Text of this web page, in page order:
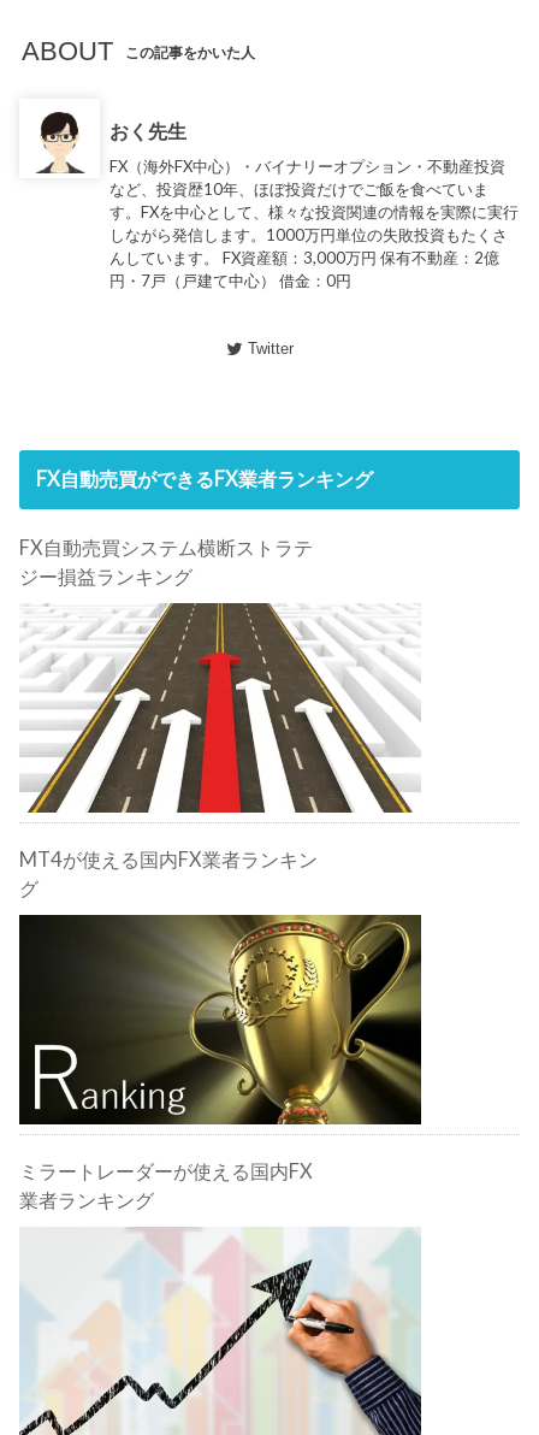
ABOUT この記事をかいた人
おく先生
FX（海外FX中心）・バイナリーオプション・不動産投資
など、投資歴10年、ほぼ投資だけでご飯を食べていま
す。FXを中心として、様々な投資関連の情報を実際に実行
しながら発信します。1000万円単位の失敗投資もたくさ
んしています。 FX資産額：3,000万円 保有不動産：2億
円・7戸（戸建て中心） 借金：0円
Twitter
FX自動売買ができるFX業者ランキング
FX自動売買システム横断ストラテ
ジー損益ランキング
MT4が使える国内FX業者ランキン
グ
ミラートレーダーが使える国内FX
業者ランキング